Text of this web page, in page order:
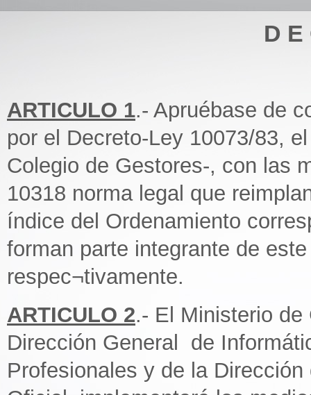
D E
ARTICULO 1.- Apruébase de
por el Decreto-Ley 10073/83,
Colegio de Gestores-, con las
10318 norma legal que
índice del Ordenamiento
forman parte integrante de
respec¬tivamente.
ARTICULO 2.- El Ministerio de
Dirección General de
Profesionales y de la